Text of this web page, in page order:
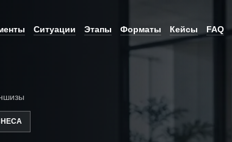
Ситуации Этапы Форматы Кейсы FAQ